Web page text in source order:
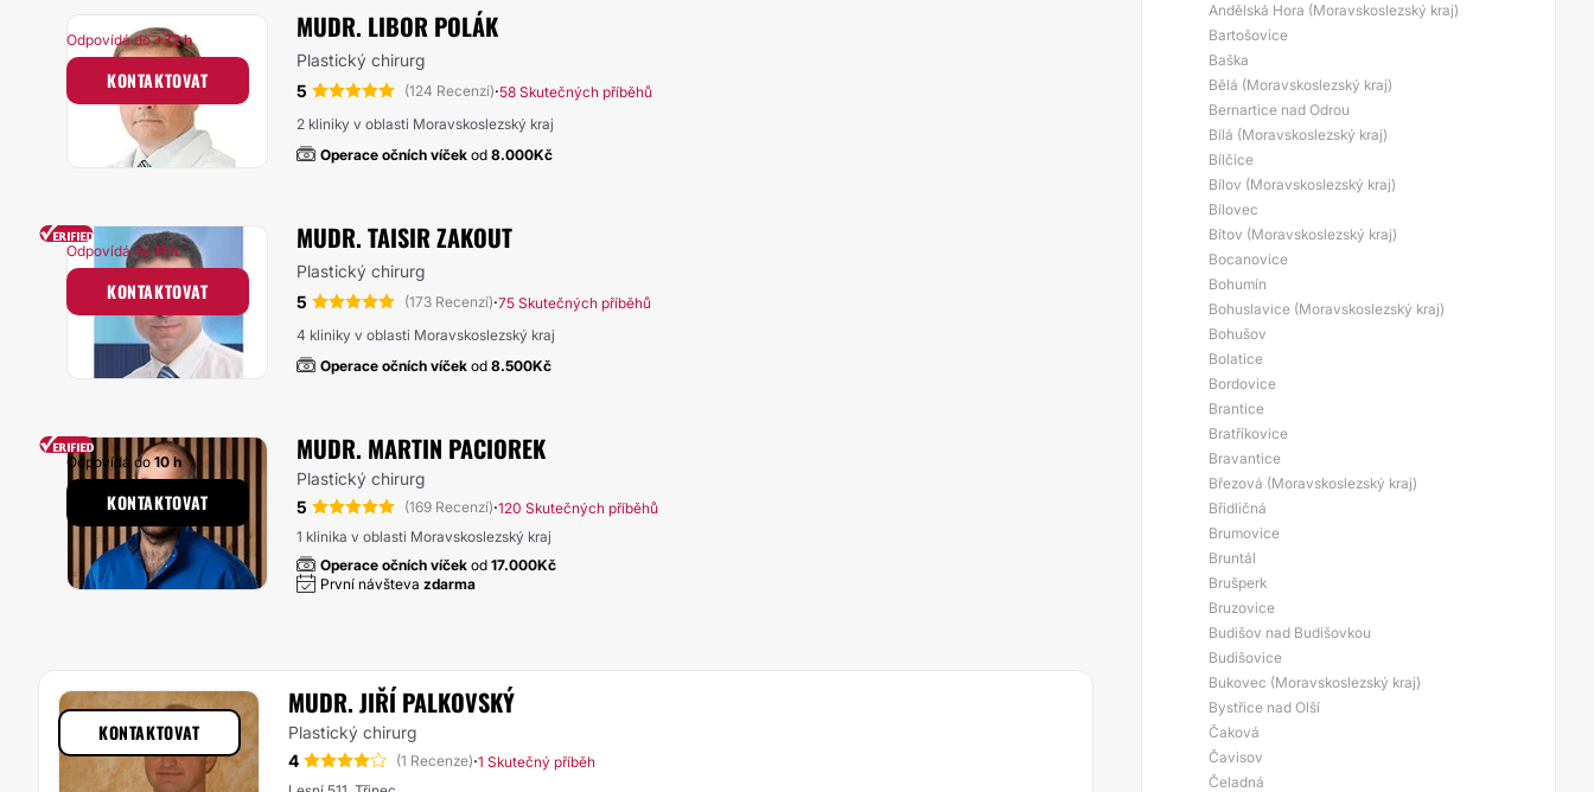
MUDR. LIBOR POLÁK
Plastický chirurg
5
(124 Recenzí)·58 Skutečných příběhů
2 kliniky v oblasti Moravskoslezský kraj
Operace očních víček od 8.000Kč
Odpovídá do+72 h
KONTAKTOVAT
MUDR. TAISIR ZAKOUT
Plastický chirurg
5
(173 Recenzí)·75 Skutečných příběhů
4 kliniky v oblasti Moravskoslezský kraj
Operace očních víček od 8.500Kč
Odpovídá do11 h
KONTAKTOVAT
MUDR. MARTIN PACIOREK
Plastický chirurg
5
(169 Recenzí)·120 Skutečných příběhů
1 klinika v oblasti Moravskoslezský kraj
Operace očních víček od 17.000Kč
První návšteva zdarma
Odpovídá do10 h
KONTAKTOVAT
MUDR. JIŘÍ PALKOVSKÝ
Plastický chirurg
4
(1 Recenze)·1 Skutečný příběh
KONTAKTOVAT
Andělská Hora (Moravskoslezský kraj)
Bartošovice
Baška
Bělá (Moravskoslezský kraj)
Bernartice nad Odrou
Bílá (Moravskoslezský kraj)
Bílčice
Bílov (Moravskoslezský kraj)
Bílovec
Bítov (Moravskoslezský kraj)
Bocanovice
Bohumín
Bohuslavice (Moravskoslezský kraj)
Bohušov
Bolatice
Bordovice
Brantice
Bratříkovice
Bravantice
Březová (Moravskoslezský kraj)
Břidličná
Brumovice
Bruntál
Brušperk
Bruzovice
Budišov nad Budišovkou
Budišovice
Bukovec (Moravskoslezský kraj)
Bystřice nad Olší
Čaková
Čavisov
Čeladná